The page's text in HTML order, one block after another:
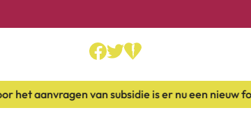
het aanvragen van subsidie is er nu een nieuw